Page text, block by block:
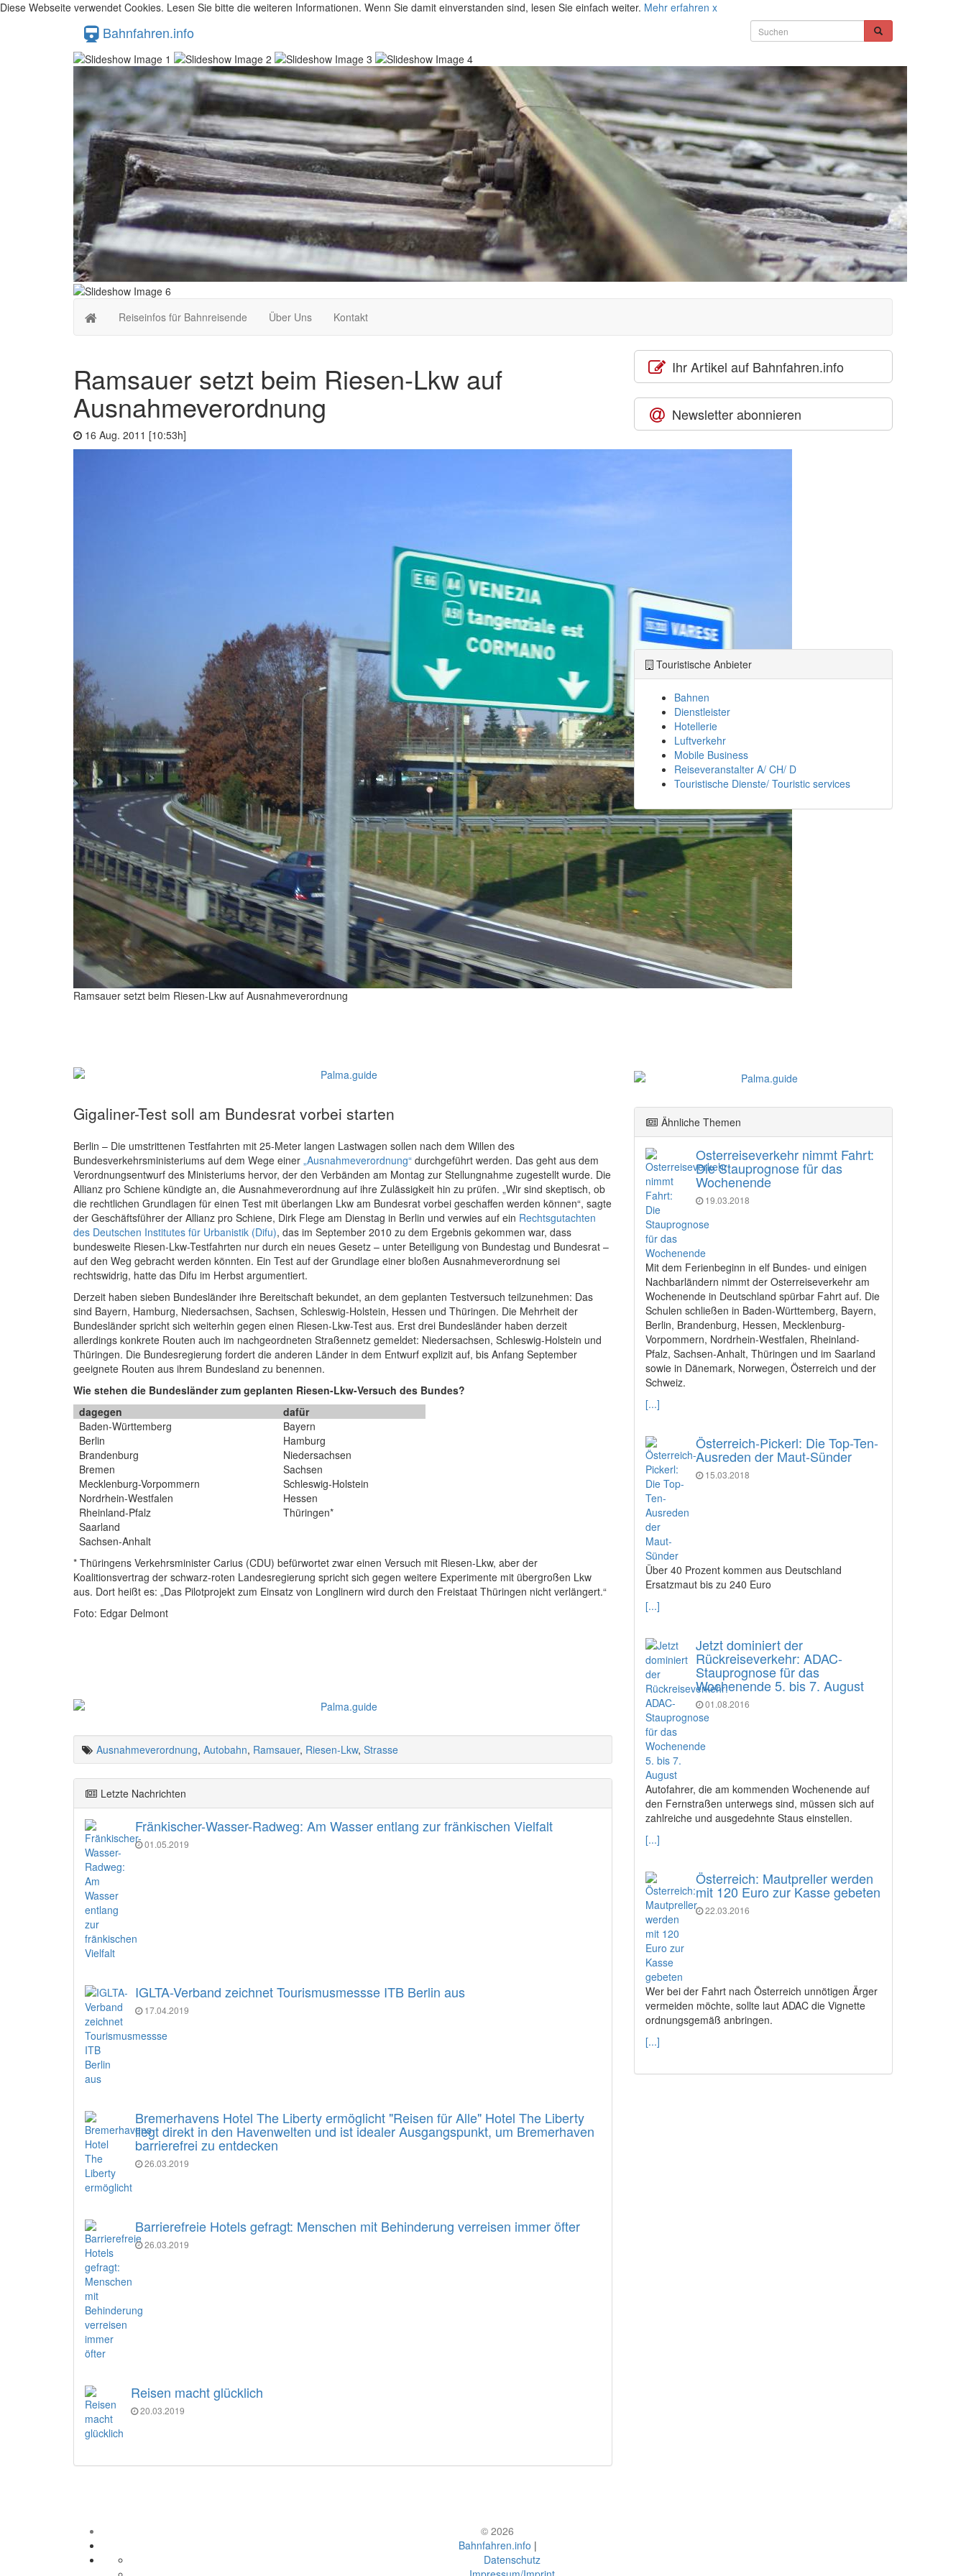
Diese Webseite verwendet Cookies. Lesen Sie bitte die weiteren Informationen. Wenn Sie damit einverstanden sind, lesen Sie einfach weiter. Mehr erfahren x
Bahnfahren.info
Reiseinfos für Bahnreisende Über Uns Kontakt
Ramsauer setzt beim Riesen-Lkw auf
Ausnahmeverordnung
16 Aug. 2011 [10:53h]
Ramsauer setzt beim Riesen-Lkw auf Ausnahmeverordnung
Gigaliner-Test soll am Bundesrat vorbei starten
Berlin – Die umstrittenen Testfahrten mit 25-Meter langen Lastwagen sollen nach dem Willen des
Bundesverkehrsministeriums auf dem Wege einer „Ausnahmeverordnung“ durchgeführt werden. Das geht aus dem
Verordnungsentwurf des Ministeriums hervor, der den Verbänden am Montag zur Stellungnahme zugestellt wurde. Die
Allianz pro Schiene kündigte an, die Ausnahmeverordnung auf ihre Zulässigkeit hin zu prüfen. „Wir sind skeptisch, ob
die rechtlichen Grundlagen für einen Test mit überlangen Lkw am Bundesrat vorbei geschaffen werden können“, sagte
der Geschäftsführer der Allianz pro Schiene, Dirk Flege am Dienstag in Berlin und verwies auf ein Rechtsgutachten
des Deutschen Institutes für Urbanistik (Difu), das im September 2010 zu dem Ergebnis gekommen war, dass
bundesweite Riesen-Lkw-Testfahrten nur durch ein neues Gesetz – unter Beteiligung von Bundestag und Bundesrat –
auf den Weg gebracht werden könnten. Ein Test auf der Grundlage einer bloßen Ausnahmeverordnung sei
rechtswidrig, hatte das Difu im Herbst argumentiert.
Derzeit haben sieben Bundesländer ihre Bereitschaft bekundet, an dem geplanten Testversuch teilzunehmen: Das
sind Bayern, Hamburg, Niedersachsen, Sachsen, Schleswig-Holstein, Hessen und Thüringen. Die Mehrheit der
Bundesländer spricht sich weiterhin gegen einen Riesen-Lkw-Test aus. Erst drei Bundesländer haben derzeit
allerdings konkrete Routen auch im nachgeordneten Straßennetz gemeldet: Niedersachsen, Schleswig-Holstein und
Thüringen. Die Bundesregierung fordert die anderen Länder in dem Entwurf explizit auf, bis Anfang September
geeignete Routen aus ihrem Bundesland zu benennen.
Wie stehen die Bundesländer zum geplanten Riesen-Lkw-Versuch des Bundes?
dagegen
dafür
Baden-Württemberg
Berlin
Brandenburg
Bremen
Mecklenburg-Vorpommern
Nordrhein-Westfalen
Rheinland-Pfalz
Saarland
Sachsen-Anhalt
Bayern
Hamburg
Niedersachsen
Sachsen
Schleswig-Holstein
Hessen
Thüringen*
* Thüringens Verkehrsminister Carius (CDU) befürwortet zwar einen Versuch mit Riesen-Lkw, aber der
Koalitionsvertrag der schwarz-roten Landesregierung spricht sich gegen weitere Experimente mit übergroßen Lkw
aus. Dort heißt es: „Das Pilotprojekt zum Einsatz von Longlinern wird durch den Freistaat Thüringen nicht verlängert.“
Foto: Edgar Delmont
Ausnahmeverordnung, Autobahn, Ramsauer, Riesen-Lkw, Strasse
Letzte Nachrichten
Fränkischer-Wasser-Radweg: Am Wasser entlang zur fränkischen Vielfalt
01.05.2019
IGLTA-Verband zeichnet Tourismusmessse ITB Berlin aus
17.04.2019
Bremerhavens Hotel The Liberty ermöglicht "Reisen für Alle" Hotel The Liberty
liegt direkt in den Havenwelten und ist idealer Ausgangspunkt, um Bremerhaven
barrierefrei zu entdecken
26.03.2019
Barrierefreie Hotels gefragt: Menschen mit Behinderung verreisen immer öfter
26.03.2019
Reisen macht glücklich
20.03.2019
Ihr Artikel auf Bahnfahren.info
Newsletter abonnieren
Touristische Anbieter
Bahnen
Dienstleister
Hotellerie
Luftverkehr
Mobile Business
Reiseveranstalter A/ CH/ D
Touristische Dienste/ Touristic services
Ähnliche Themen
Osterreiseverkehr nimmt Fahrt:
Die Stauprognose für das
Wochenende
19.03.2018
Mit dem Ferienbeginn in elf Bundes- und einigen
Nachbarländern nimmt der Osterreiseverkehr am
Wochenende in Deutschland spürbar Fahrt auf. Die
Schulen schließen in Baden-Württemberg, Bayern,
Berlin, Brandenburg, Hessen, Mecklenburg-
Vorpommern, Nordrhein-Westfalen, Rheinland-
Pfalz, Sachsen-Anhalt, Thüringen und im Saarland
sowie in Dänemark, Norwegen, Österreich und der
Schweiz.
[...]
Österreich-Pickerl: Die Top-Ten-
Ausreden der Maut-Sünder
15.03.2018
Über 40 Prozent kommen aus Deutschland
Ersatzmaut bis zu 240 Euro
[...]
Jetzt dominiert der
Rückreiseverkehr: ADAC-
Stauprognose für das
Wochenende 5. bis 7. August
01.08.2016
Autofahrer, die am kommenden Wochenende auf
den Fernstraßen unterwegs sind, müssen sich auf
zahlreiche und ausgedehnte Staus einstellen.
[...]
Österreich: Mautpreller werden
mit 120 Euro zur Kasse gebeten
22.03.2016
Wer bei der Fahrt nach Österreich unnötigen Ärger
vermeiden möchte, sollte laut ADAC die Vignette
ordnungsgemäß anbringen.
[...]
© 2026
Bahnfahren.info |
Datenschutz